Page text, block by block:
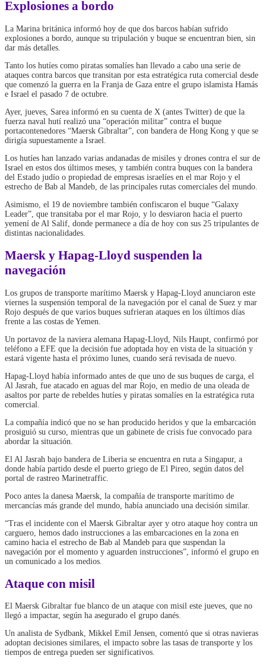
Explosiones a bordo
La Marina británica informó hoy de que dos barcos habían sufrido
explosiones a bordo, aunque su tripulación y buque se encuentran bien, sin
dar más detalles.
Tanto los hutíes como piratas somalíes han llevado a cabo una serie de
ataques contra barcos que transitan por esta estratégica ruta comercial desde
que comenzó la guerra en la Franja de Gaza entre el grupo islamista Hamás
e Israel el pasado 7 de octubre.
Ayer, jueves, Sarea informó en su cuenta de X (antes Twitter) de que la
fuerza naval hutí realizó una “operación militar” contra el buque
portacontenedores “Maersk Gibraltar”, con bandera de Hong Kong y que se
dirigía supuestamente a Israel.
Los hutíes han lanzado varias andanadas de misiles y drones contra el sur de
Israel en estos dos últimos meses, y también contra buques con la bandera
del Estado judío o propiedad de empresas israelíes en el mar Rojo y el
estrecho de Bab al Mandeb, de las principales rutas comerciales del mundo.
Asimismo, el 19 de noviembre también confiscaron el buque “Galaxy
Leader”, que transitaba por el mar Rojo, y lo desviaron hacia el puerto
yemení de Al Salif, donde permanece a día de hoy con sus 25 tripulantes de
distintas nacionalidades.
Maersk y Hapag-Lloyd suspenden la
navegación
Los grupos de transporte marítimo Maersk y Hapag-Lloyd anunciaron este
viernes la suspensión temporal de la navegación por el canal de Suez y mar
Rojo después de que varios buques sufrieran ataques en los últimos días
frente a las costas de Yemen.
Un portavoz de la naviera alemana Hapag-Lloyd, Nils Haupt, confirmó por
teléfono a EFE que la decisión fue adoptada hoy en vista de la situación y
estará vigente hasta el próximo lunes, cuando será revisada de nuevo.
Hapag-Lloyd había informado antes de que uno de sus buques de carga, el
Al Jasrah, fue atacado en aguas del mar Rojo, en medio de una oleada de
asaltos por parte de rebeldes hutíes y piratas somalíes en la estratégica ruta
comercial.
La compañía indicó que no se han producido heridos y que la embarcación
prosiguió su curso, mientras que un gabinete de crisis fue convocado para
abordar la situación.
El Al Jasrah bajo bandera de Liberia se encuentra en ruta a Singapur, a
donde había partido desde el puerto griego de El Pireo, según datos del
portal de rastreo Marinetraffic.
Poco antes la danesa Maersk, la compañía de transporte marítimo de
mercancías más grande del mundo, había anunciado una decisión similar.
“Tras el incidente con el Maersk Gibraltar ayer y otro ataque hoy contra un
carguero, hemos dado instrucciones a las embarcaciones en la zona en
camino hacia el estrecho de Bab al Mandeb para que suspendan la
navegación por el momento y aguarden instrucciones”, informó el grupo en
un comunicado a los medios.
Ataque con misil
El Maersk Gibraltar fue blanco de un ataque con misil este jueves, que no
llegó a impactar, según ha asegurado el grupo danés.
Un analista de Sydbank, Mikkel Emil Jensen, comentó que si otras navieras
adoptan decisiones similares, el impacto sobre las tasas de transporte y los
tiempos de entrega pueden ser significativos.